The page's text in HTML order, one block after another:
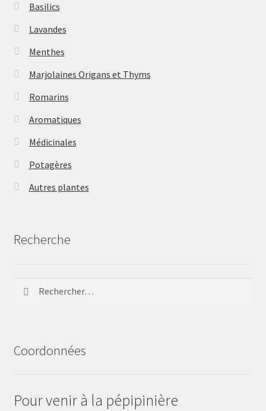
Basilics
Lavandes
Menthes
Marjolaines Origans et Thyms
Romarins
Aromatiques
Médicinales
Potagères
Autres plantes
Recherche
Coordonnées
Pour venir à la pépipinière